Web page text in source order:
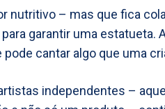
nutritivo – mas que fica
garantir uma estatueta.
cantar algo que uma
independentes –